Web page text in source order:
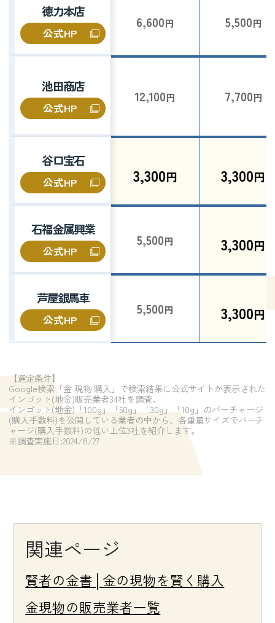
徳力本店
公式HP
6,600円 5,500円
池田商店
公式HP
12,100円 7,700円
谷口宝石
公式HP 3,300円 3,300円
石福金属興業
公式HP
5,500円 3,300円
芦屋銀馬車
公式HP
5,500円 3,300円
【選定条件】
Google検索「金 現物 購入」で検索結果に公式サイトが表示された
インゴット(地金)販売業者34社を調査。
インゴット(地金)「100g」「50g」「30g」「10g」のバーチャージ
(購入手数料)を公開している業者の中から、各重量サイズでバーチ
ャージ(購入手数料)の低い上位3社を紹介します。
※調査実施日:2024/8/27
関連ページ
賢者の金書│金の現物を賢く購入
金現物の販売業者一覧